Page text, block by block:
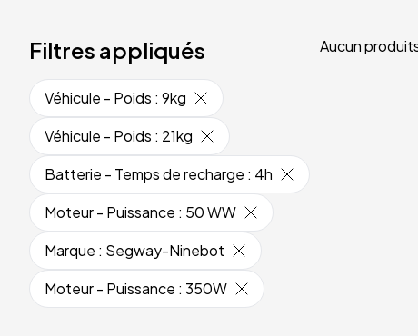
Filtres appliqués
Véhicule - Poids : 9kg
Véhicule - Poids : 21kg
Batterie - Temps de recharge : 4h
Moteur - Puissance : 50 WW
Marque : Segway-Ninebot
Moteur - Puissance : 350W
Aucun